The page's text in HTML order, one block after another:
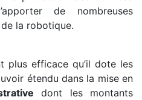
de nombreuses
la robotique.
plus efficace qu’il dote les
étendu dans la mise en
dont les montants